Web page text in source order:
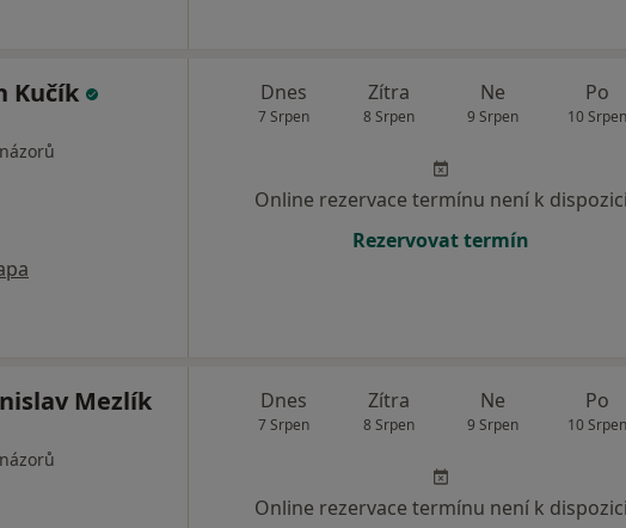
Kučík Dnes
7 Srpen
Zítra
8 Srpen
Ne
9 Srpen
Po
10 Srpen
Online rezervace termínu není k dispozici
Rezervovat termín
Mezlík Dnes
7 Srpen
Zítra
8 Srpen
Ne
9 Srpen
Po
10 Srpen
Online rezervace termínu není k dispozici